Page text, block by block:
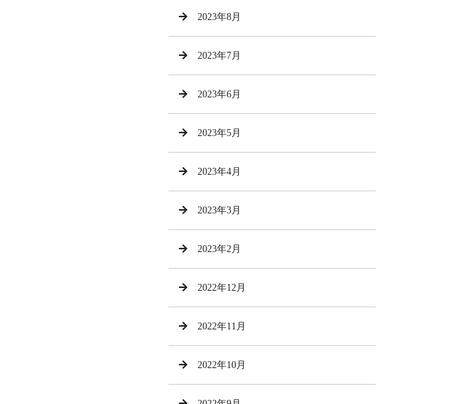
2023年8月
2023年7月
2023年6月
2023年5月
2023年4月
2023年3月
2023年2月
2022年12月
2022年11月
2022年10月